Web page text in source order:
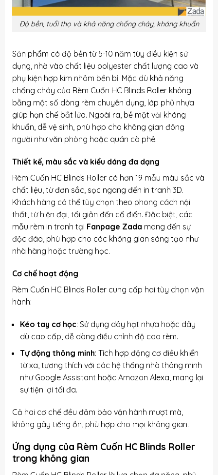
Độ bền, tuổi thọ và khả năng chống cháy, kháng khuẩn
Sản phẩm có độ bền từ 5-10 năm tùy điều kiện sử
dụng, nhờ vào chất liệu polyester chất lượng cao và
phụ kiện hợp kim nhôm bền bỉ. Mặc dù khả năng
chống cháy của Rèm Cuốn HC Blinds Roller không
bằng một số dòng rèm chuyên dụng, lớp phủ nhựa
giúp hạn chế bắt lửa. Ngoài ra, bề mặt vải kháng
khuẩn, dễ vệ sinh, phù hợp cho không gian đông
người như văn phòng hoặc quán cà phê.
Thiết kế, màu sắc và kiểu dáng đa dạng
Rèm Cuốn HC Blinds Roller có hơn 19 mẫu màu sắc và
chất liệu, từ đơn sắc, sọc ngang đến in tranh 3D.
Khách hàng có thể tùy chọn theo phong cách nội
thất, từ hiện đại, tối giản đến cổ điển. Đặc biệt, các
mẫu rèm in tranh tại Fanpage Zada mang đến sự
độc đáo, phù hợp cho các không gian sáng tạo như
nhà hàng hoặc trường học.
Cơ chế hoạt động
Rèm Cuốn HC Blinds Roller cung cấp hai tùy chọn vận
hành:
Kéo tay cơ học: Sử dụng dây hạt nhựa hoặc dây
dù cao cấp, dễ dàng điều chỉnh độ cao rèm.
Tự động thông minh: Tích hợp động cơ điều khiển
từ xa, tương thích với các hệ thống nhà thông minh
như Google Assistant hoặc Amazon Alexa, mang lại
sự tiện lợi tối đa.
Cả hai cơ chế đều đảm bảo vận hành mượt mà,
không gây tiếng ồn, phù hợp cho mọi không gian.
Ứng dụng của Rèm Cuốn HC Blinds Roller
trong không gian